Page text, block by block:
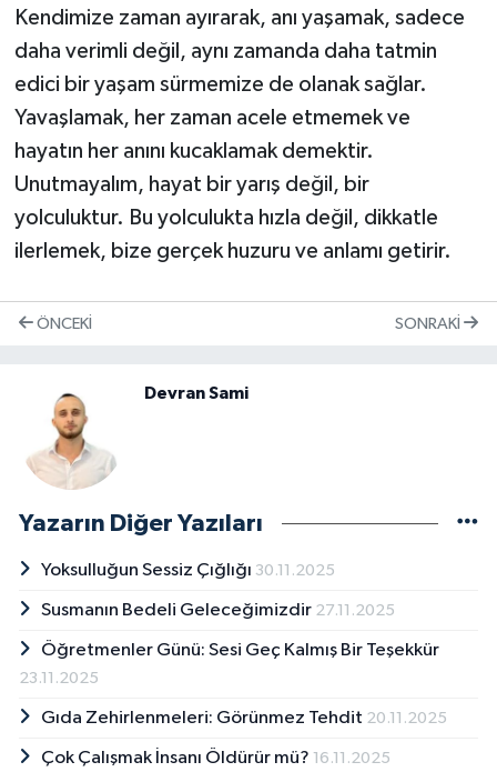
Kendimize zaman ayırarak, anı yaşamak, sadece
daha verimli değil, aynı zamanda daha tatmin
edici bir yaşam sürmemize de olanak sağlar.
Yavaşlamak, her zaman acele etmemek ve
hayatın her anını kucaklamak demektir.
Unutmayalım, hayat bir yarış değil, bir
yolculuktur. Bu yolculukta hızla değil, dikkatle
ilerlemek, bize gerçek huzuru ve anlamı getirir.
ÖNCEKI SONRAKI
Devran Sami
Yazarın Diğer Yazıları
Yoksulluğun Sessiz Çığlığı 30.11.2025
Susmanın Bedeli Geleceğimizdir 27.11.2025
Öğretmenler Günü: Sesi Geç Kalmış Bir Teşekkür
23.11.2025
Gıda Zehirlenmeleri: Görünmez Tehdit 20.11.2025
Çok Çalışmak İnsanı Öldürür mü? 16.11.2025